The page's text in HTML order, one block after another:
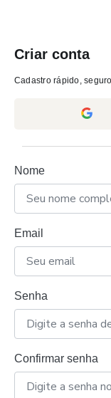
Criar conta
Cadastro rápido,
Nome
Email
Senha
Confirmar senha